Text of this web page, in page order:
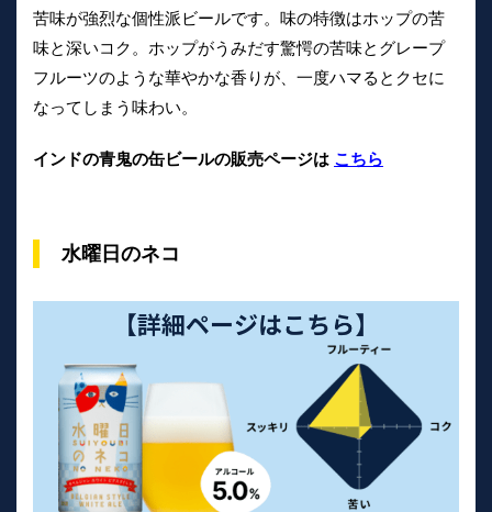
苦味が強烈な個性派ビールです。味の特徴はホップの苦
味と深いコク。ホップがうみだす驚愕の苦味とグレープ
フルーツのような華やかな香りが、一度ハマるとクセに
なってしまう味わい。
インドの青鬼の缶ビールの販売ページは こちら
水曜日のネコ